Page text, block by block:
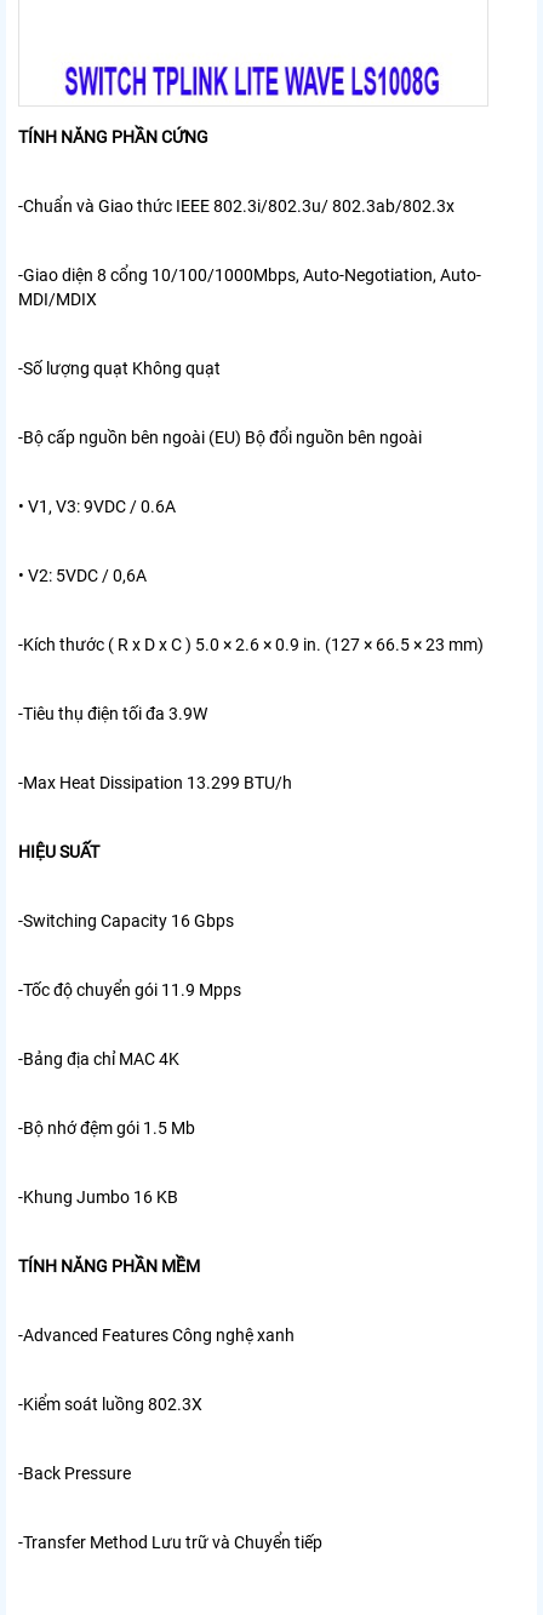
TÍNH NĂNG PHẦN CỨNG
-Chuẩn và Giao thức IEEE 802.3i/802.3u/ 802.3ab/802.3x
-Giao diện 8 cổng 10/100/1000Mbps, Auto-Negotiation, Auto-
MDI/MDIX
-Số lượng quạt Không quạt
-Bộ cấp nguồn bên ngoài (EU) Bộ đổi nguồn bên ngoài
• V1, V3: 9VDC / 0.6A
• V2: 5VDC / 0,6A
-Kích thước ( R x D x C ) 5.0 × 2.6 × 0.9 in. (127 × 66.5 × 23 mm)
-Tiêu thụ điện tối đa 3.9W
-Max Heat Dissipation 13.299 BTU/h
HIỆU SUẤT
-Switching Capacity 16 Gbps
-Tốc độ chuyển gói 11.9 Mpps
-Bảng địa chỉ MAC4K
-Bộ nhớ đệm gói 1.5 Mb
-Khung Jumbo 16 KB
TÍNH NĂNG PHẦN MỀM
-Advanced FeaturesCông nghệ xanh
-Kiểm soát luồng 802.3X
-Back Pressure
-Transfer Method Lưu trữ và Chuyển tiếp